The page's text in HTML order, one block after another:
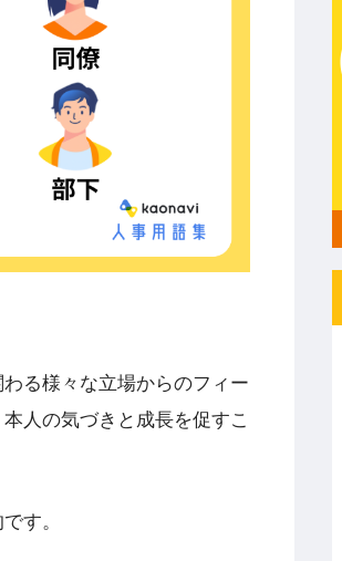
る様々な立場からのフィー
人の気づきと成長を促すこ
す。